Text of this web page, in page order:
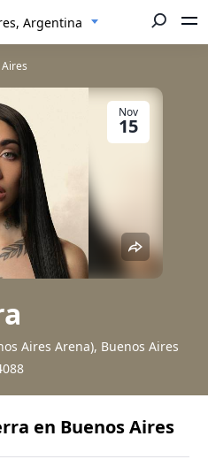
Argentina
Aires Arena), Buenos Aires
Nov
15
en Buenos Aires